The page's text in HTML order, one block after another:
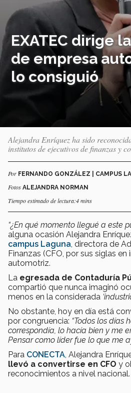
EXATEC dirige
de empresa
lo consiguió
Alejandra Enríquez ha sido
institutos de ejecutivos de finanzas y
Por FERNANDO GONZÁLEZ | CAMPUS
Fotos ALEJANDRA NORMAN
Tiempo estimado de lectura:4 mins
“¿En qué momento llegué a este
alguna ocasión Alejandra
campus Laguna , directora de
Finanzas (CFO, por sus siglas
automotriz.
La egresada de Contaduría
compartió que nunca imaginó
menos en la considerada
No obstante, hoy en día está
por congruencia: “Todos los días
correspondía, lo hacía bien y me
Pensar como líder fue lo que me
Para CONECTA , Alejandra
llevó a convertirse en CFO y
reconocimientos a nivel nacional.